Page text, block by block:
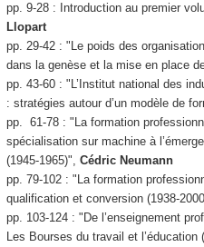
pp. 9-28 : Introduction au premier
Llopart
pp. 29-42 : "Le poids des
dans la genèse et la mise en place
pp. 43-60 : "L’Institut national des
: stratégies autour d’un modèle de
pp. 61-78 : "La formation
spécialisation sur machine à
(1945-1965)", Cédric Neumann
pp. 79-102 : "La formation
qualification et conversion (1938-
pp. 103-124 : "De l’enseignement
Les Bourses du travail et l’éducation